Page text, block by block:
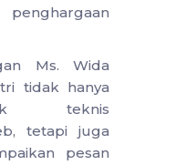
Ms. Wida
tidak hanya
teknis
tetapi juga
pesan